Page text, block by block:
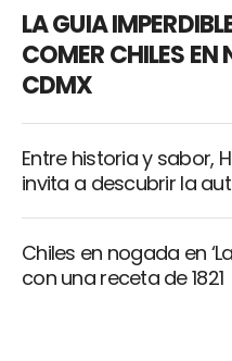
LA GUIA
COMER CHILES EN
CDMX
Entre historia y sabor,
invita a descubrir la
Chiles en nogada en
con una receta de 1821